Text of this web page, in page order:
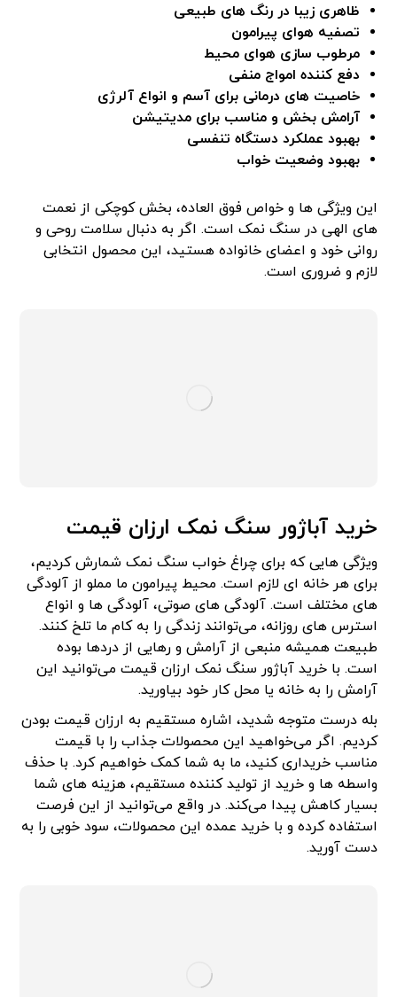
ظاهری زیبا در رنگ های طبیعی
تصفیه هوای پیرامون
مرطوب سازی هوای محیط
دفع کننده امواج منفی
خاصیت های درمانی برای آسم و انواع آلرژی
آرامش بخش و مناسب برای مدیتیشن
بهبود عملکرد دستگاه تنفسی
بهبود وضعیت خواب
این ویژگی ها و خواص فوق العاده، بخش کوچکی از نعمت
های الهی در سنگ نمک است. اگر به دنبال سلامت روحی و
روانی خود و اعضای خانواده هستید، این محصول انتخابی
لازم و ضروری است.
خرید آباژور سنگ نمک ارزان قیمت
ویژگی هایی که برای چراغ خواب سنگ نمک شمارش کردیم،
برای هر خانه ای لازم است. محیط پیرامون ما مملو از آلودگی
های مختلف است. آلودگی های صوتی، آلودگی ها و انواع
استرس های روزانه، می‌توانند زندگی را به کام ما تلخ کنند.
طبیعت همیشه منبعی از آرامش و رهایی از دردها بوده
است. با خرید آباژور سنگ نمک ارزان قیمت می‌توانید این
آرامش را به خانه یا محل کار خود بیاورید.
بله درست متوجه شدید، اشاره مستقیم به ارزان قیمت بودن
کردیم. اگر می‌خواهید این محصولات جذاب را با قیمت
مناسب خریداری کنید، ما به شما کمک خواهیم کرد. با حذف
واسطه ها و خرید از تولید کننده مستقیم، هزینه های شما
بسیار کاهش پیدا می‌کند. در واقع می‌توانید از این فرصت
استفاده کرده و با خرید عمده این محصولات، سود خوبی را به
دست آورید.